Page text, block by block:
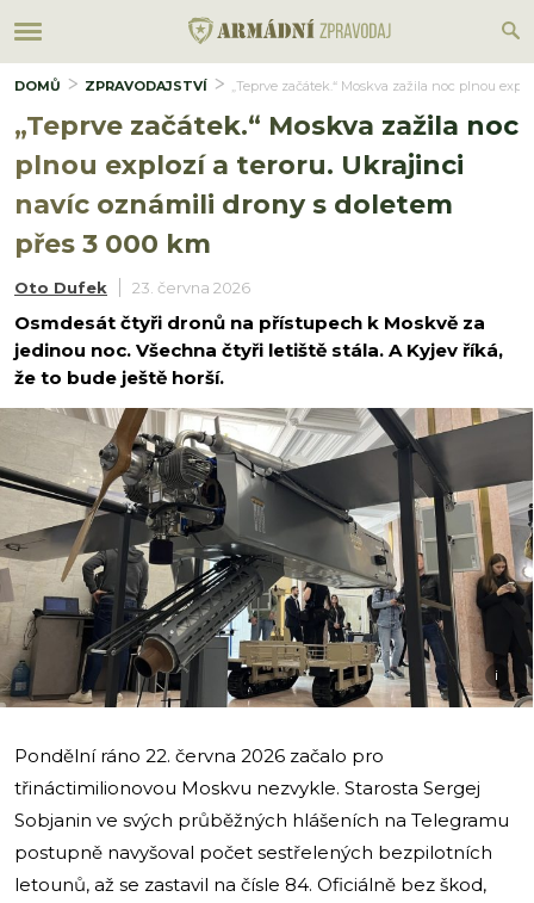
DOMŮ ZPRAVODAJSTVÍ „Teprve začátek.“ Moskva zažila noc plnou
„Teprve začátek.“ Moskva zažila noc
plnou explozí a teroru. Ukrajinci
navíc oznámili drony s doletem
přes 3 000 km
Oto Dufek 23. června 2026
Osmdesát čtyři dronů na přístupech k Moskvě za
jedinou noc. Všechna čtyři letiště stála. A Kyjev říká,
že to bude ještě horší.
i
Pondělní ráno 22. června 2026 začalo pro
třináctimilionovou Moskvu nezvykle. Starosta Sergej
Sobjanin ve svých průběžných hlášeních na Telegramu
postupně navyšoval počet sestřelených bezpilotních
letounů, až se zastavil na čísle 84. Oficiálně bez škod,